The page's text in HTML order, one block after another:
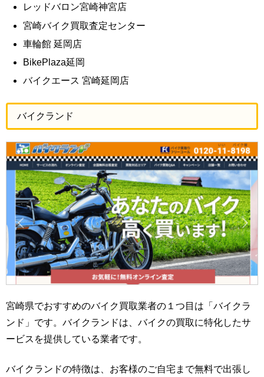
レッドバロン宮崎神宮店
宮崎バイク買取査定センター
車輪館 延岡店
BikePlaza延岡
バイクエース 宮崎延岡店
バイクランド
宮崎県でおすすめのバイク買取業者の１つ目は「バイクラ
ンド」です。バイクランドは、バイクの買取に特化したサ
ービスを提供している業者です。
バイクランドの特徴は、お客様のご自宅まで無料で出張し